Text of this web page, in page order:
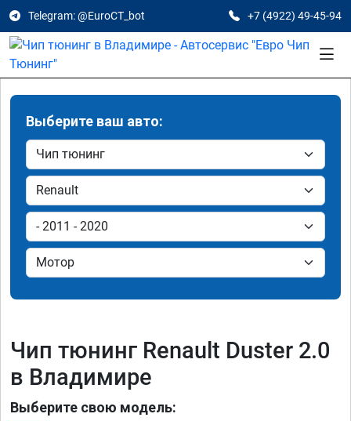
Telegram: @EuroCT_bot +7 (4922) 49-45-94
Выберите ваш авто:
Чип тюнинг Renault Duster 2.0
в Владимире
Выберите свою модель: